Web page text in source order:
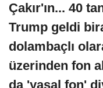
Çakır'ın... 40
Trump geldi
dolambaçlı
üzerinden fon
da 'yasal fon'